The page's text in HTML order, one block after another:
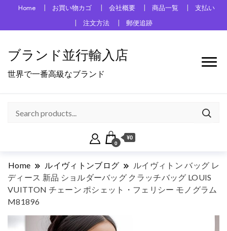
Home お買い物カゴ 会社概要 商品一覧
支払い
注文方法
郵便追跡
ブランド並行輸入店
世界で一番高級なブランド
0
¥0
Home ルイヴィトンブログ
ルイヴィトン バッグ レ
ディース 新品 ショルダーバッグ クラッチバッグ LOUIS
VUITTON チェーン ポシェット・フェリシー モノグラム
M81896